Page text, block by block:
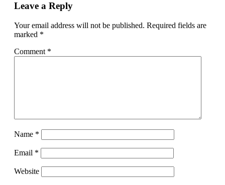
Leave a Reply
Your email address will not be published. Required fields are
marked *
Comment *
Name *
Email *
Website